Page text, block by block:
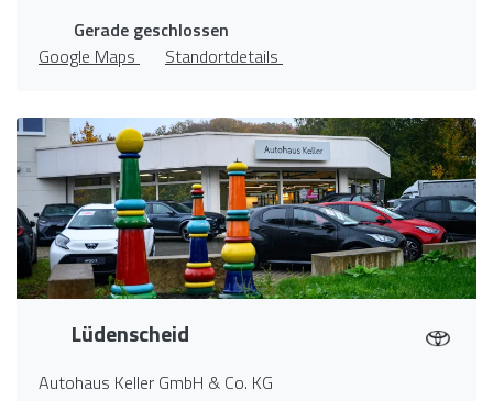
Gerade geschlossen
Google Maps
Standortdetails
Lüdenscheid
Autohaus Keller GmbH & Co. KG